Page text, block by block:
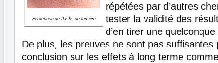
Perception de flashs de lumière
répétées par d’autres
tester la validité des
d’en tirer une
De plus, les preuves ne sont pas suffisantes
conclusion sur les effets à long terme